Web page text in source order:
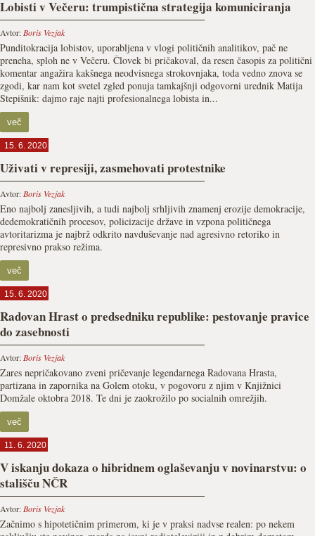
Lobisti v Večeru: trumpistična strategija komuniciranja
Avtor: Boris Vezjak
Punditokracija lobistov, uporabljena v vlogi političnih analitikov, pač ne
preneha, sploh ne v Večeru. Človek bi pričakoval, da resen časopis za politični
komentar angažira kakšnega neodvisnega strokovnjaka, toda vedno znova se
zgodi, kar nam kot svetel zgled ponuja tamkajšnji odgovorni urednik Matija
Stepišnik: dajmo raje najti profesionalnega lobista in...
več
15. 6. 2020
Uživati v represiji, zasmehovati protestnike
Avtor: Boris Vezjak
Eno najbolj zanesljivih, a tudi najbolj srhljivih znamenj erozije demokracije,
dedemokratičnih procesov, policizacije države in vzpona političnega
avtoritarizma je najbrž odkrito navduševanje nad agresivno retoriko in
represivno prakso režima.
več
15. 6. 2020
Radovan Hrast o predsedniku republike: pestovanje pravice
do zasebnosti
Avtor: Boris Vezjak
Zares nepričakovano zveni pričevanje legendarnega Radovana Hrasta,
partizana in zapornika na Golem otoku, v pogovoru z njim v Knjižnici
Domžale oktobra 2018. Te dni je zaokrožilo po socialnih omrežjih.
več
11. 6. 2020
V iskanju dokaza o hibridnem oglaševanju v novinarstvu: o
stališču NČR
Avtor: Boris Vezjak
Začnimo s hipotetičnim primerom, ki je v praksi nadvse realen: po nekem